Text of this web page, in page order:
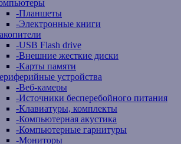
-Планшеты
-Электронные книги
-USB Flash drive
-Внешние жесткие диски
-Карты памяти
устройства
-Веб-камеры
-Источники бесперебойного питания
-Клавиатуры, комплекты
-Компьютерная акустика
-Компьютерные гарнитуры
-Мониторы